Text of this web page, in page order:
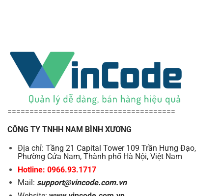
======================================
CÔNG TY TNHH NAM BÌNH XƯƠNG
Địa chỉ: Tầng 21 Capital Tower 109 Trần Hưng Đạo,
Phường Cửa Nam, Thành phố Hà Nội, Việt Nam
Hotline: 0966.93.1717
Mail: support@vincode.com.vn